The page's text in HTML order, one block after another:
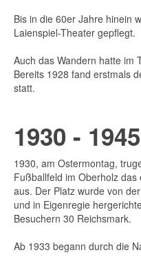
Bis in die 60er Jahre hinein
Laienspiel-Theater gepflegt.
Auch das Wandern hatte im
Bereits 1928 fand erstmals
statt.
1930 - 1945
1930, am Ostermontag,
Fußballfeld im Oberholz
aus. Der Platz wurde von
und in Eigenregie
Besuchern 30 Reichsmark.
Ab 1933 begann durch die